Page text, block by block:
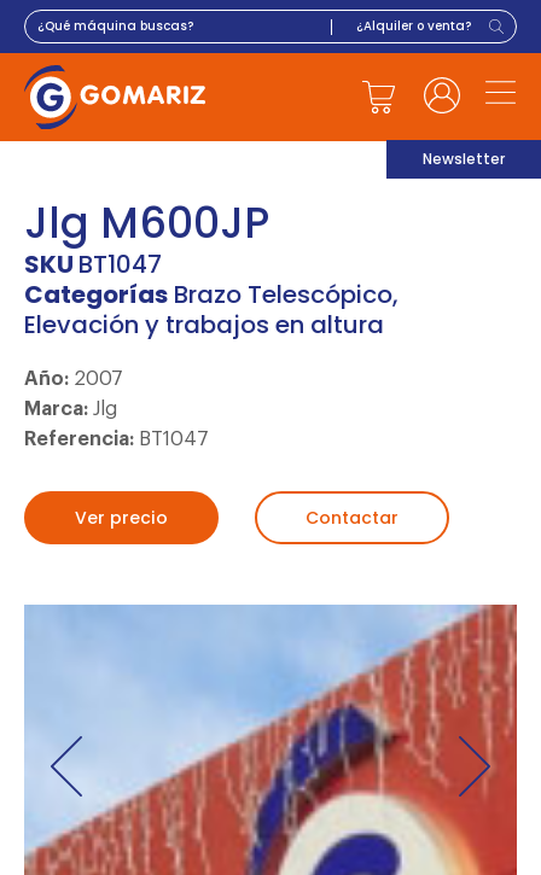
Newsletter
Jlg M600JP
SKU BT1047
Categorías Brazo Telescópico,
Elevación y trabajos en altura
Año: 2007
Marca: Jlg
Referencia: BT1047
Ver precio Contactar